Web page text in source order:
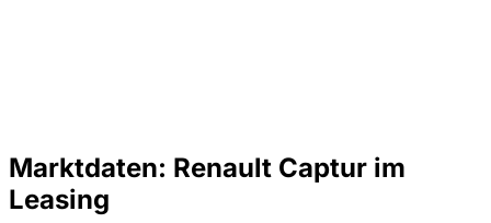
Marktdaten: Renault Captur im
Leasing